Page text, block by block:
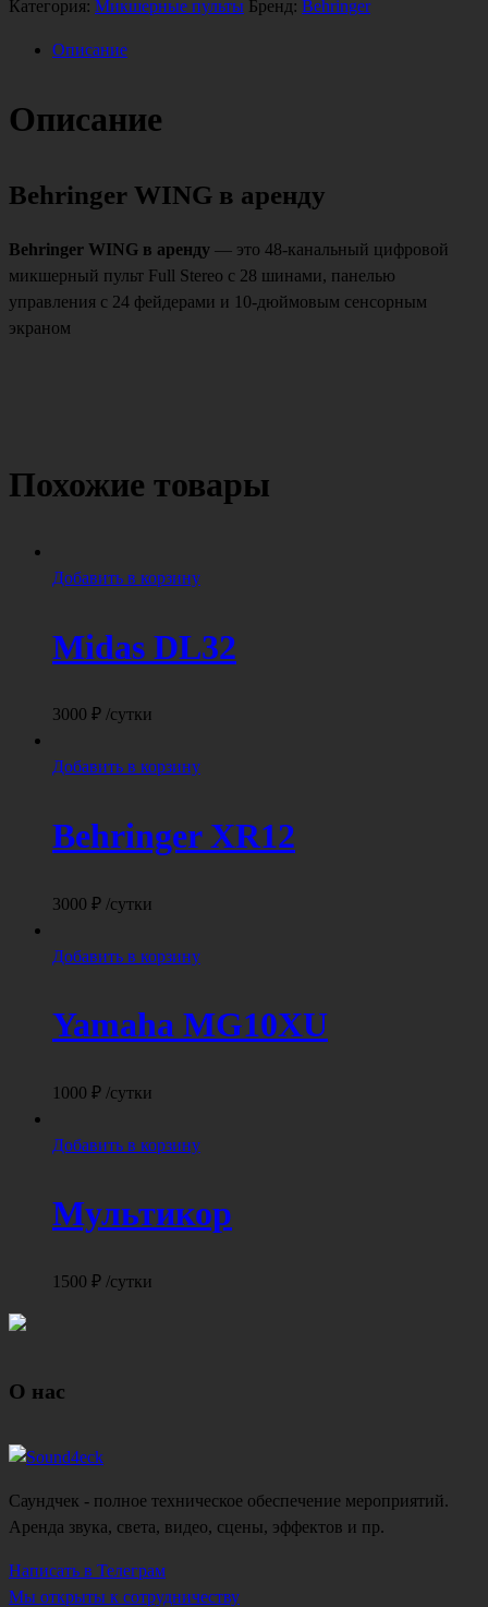
Behringer
Категория: Микшерные пульты Бренд: Behringer
Описание
Описание
Behringer WING в аренду
Behringer WING в аренду — это 48-канальный цифровой
микшерный пульт Full Stereo с 28 шинами, панелью
управления с 24 фейдерами и 10-дюймовым сенсорным
экраном
Похожие товары
Добавить в корзину
Midas DL32
3000 ₽ /сутки
Добавить в корзину
Behringer XR12
3000 ₽ /сутки
Добавить в корзину
Yamaha MG10XU
1000 ₽ /сутки
Добавить в корзину
Мультикор
1500 ₽ /сутки
О нас
Саундчек - полное техническое обеспечение мероприятий.
Аренда звука, света, видео, сцены, эффектов и пр.
Написать в Телеграм
Мы открыты к сотрудничеству